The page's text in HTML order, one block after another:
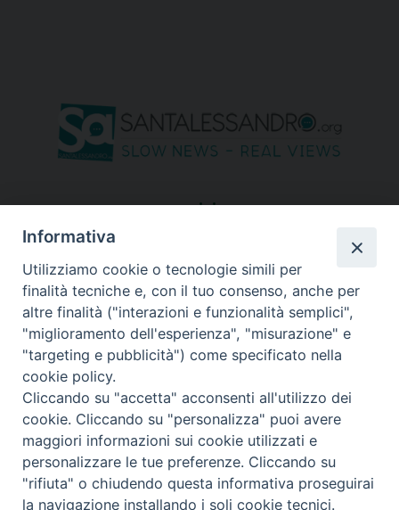
seguici su
Copyright © 2026 Diocesi di Bergamo - C. F. 01072200163 - Tutti i
Informativa
Utilizziamo cookie o tecnologie simili per
finalità tecniche e, con il tuo consenso, anche per
altre finalità ("interazioni e funzionalità semplici",
"miglioramento dell'esperienza", "misurazione" e
"targeting e pubblicità") come specificato nella
cookie policy.
Cliccando su "accetta" acconsenti all'utilizzo dei
cookie. Cliccando su "personalizza" puoi avere
maggiori informazioni sui cookie utilizzati e
personalizzare le tue preferenze. Cliccando su
"rifiuta" o chiudendo questa informativa proseguirai
la navigazione installando i soli cookie tecnici.